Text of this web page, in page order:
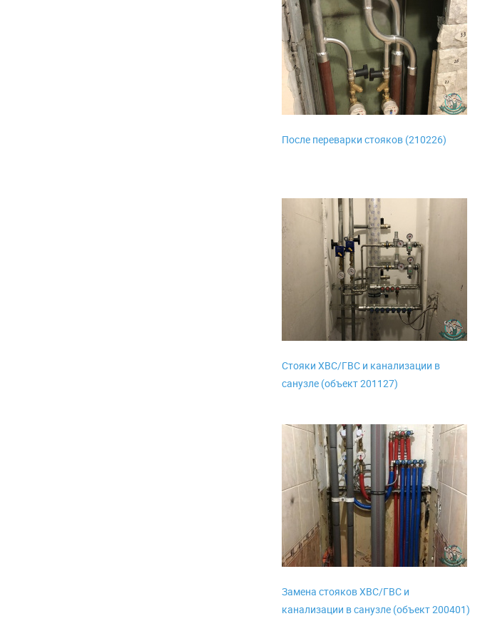
После переварки стояков (210226)
Стояки ХВС/ГВС и канализации в
санузле (объект 201127)
Замена стояков ХВС/ГВС и
канализации в санузле (объект 200401)